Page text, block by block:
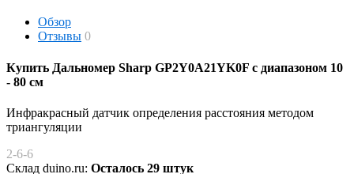
Обзор
Отзывы 0
Купить Дальномер Sharp GP2Y0A21YK0F с диапазоном 10
- 80 см
Инфракрасный датчик определения расстояния методом
триангуляции
2-6-6
Склад duino.ru: Осталось 29 штук